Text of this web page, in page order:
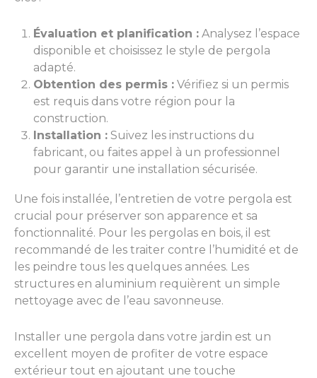
Évaluation et planification : Analysez l’espace
disponible et choisissez le style de pergola
adapté.
Obtention des permis : Vérifiez si un permis
est requis dans votre région pour la
construction.
Installation : Suivez les instructions du
fabricant, ou faites appel à un professionnel
pour garantir une installation sécurisée.
Une fois installée, l’entretien de votre pergola est
crucial pour préserver son apparence et sa
fonctionnalité. Pour les pergolas en bois, il est
recommandé de les traiter contre l’humidité et de
les peindre tous les quelques années. Les
structures en aluminium requièrent un simple
nettoyage avec de l’eau savonneuse.
Installer une pergola dans votre jardin est un
excellent moyen de profiter de votre espace
extérieur tout en ajoutant une touche